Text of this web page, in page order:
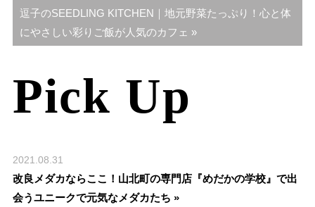
ビ
ゲ
ン
逗子のSEEDLING KITCHEN｜地元野菜たっぷり！心と体
にやさしい彩りご飯が人気のカフェ »
Pick Up
2021.08.31
改良メダカならここ！山北町の専門店『めだかの学校』で出
会うユニークで元気なメダカたち »